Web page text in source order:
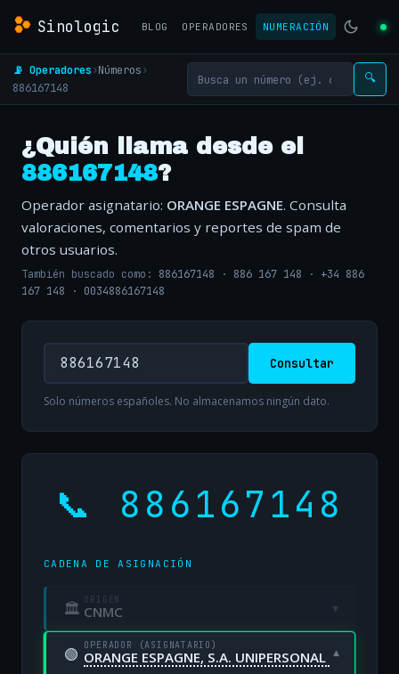
Sinologic BLOG OPERADORES NUMERACIÓN
📡 Operadores›Números›
886167148
🔍
¿Quién llama desde el
886167148?
Operador asignatario: ORANGE ESPAGNE. Consulta
valoraciones, comentarios y reportes de spam de
otros usuarios.
También buscado como: 886167148 · 886 167 148 · +34 886
167 148 · 0034886167148
Consultar
Solo números españoles. No almacenamos ningún dato.
📞 886167148
CADENA DE ASIGNACIÓN
🏛 ORIGEN
CNMC ▾
🟢 OPERADOR (ASIGNATARIO)
ORANGE ESPAGNE, S.A. UNIPERSONAL ▾